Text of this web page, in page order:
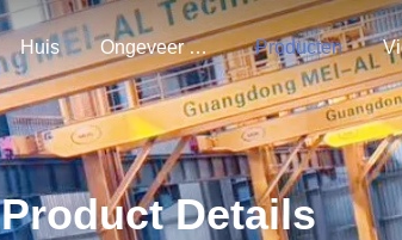
Huis Ongeveer Ons Producten
Product Details